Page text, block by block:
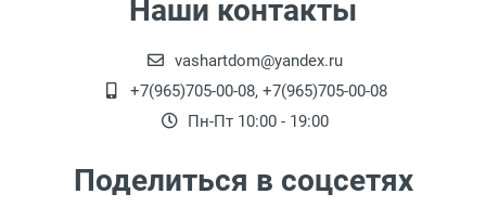
Наши контакты
vashartdom@yandex.ru
+7(965)705-00-08, +7(965)705-00-08
Пн-Пт 10:00 - 19:00
Поделиться в соцсетях